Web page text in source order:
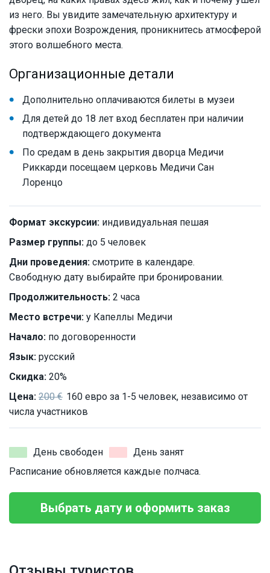
из него. Вы увидите замечательную архитектуру и
фрески эпохи Возрождения, проникнитесь атмосферой
этого волшебного места.
Организационные детали
Дополнительно оплачиваются билеты в музеи
Для детей до 18 лет вход бесплатен при наличии
подтверждающего документа
По средам в день закрытия дворца Медичи
Риккарди посещаем церковь Медичи Сан
Лоренцо
Формат экскурсии: индивидуальная пешая
Размер группы: до 5 человек
Дни проведения: смотрите в календаре.
Свободную дату выбирайте при бронировании.
Продолжительность: 2 часа
Место встречи: у Капеллы Медичи
Начало: по договоренности
Язык: русский
Скидка: 20%
Цена: 200 € 160 евро за 1-5 человек, независимо от
числа участников
День свободен
День занят
Расписание обновляется каждые полчаса.
Выбрать дату и оформить заказ